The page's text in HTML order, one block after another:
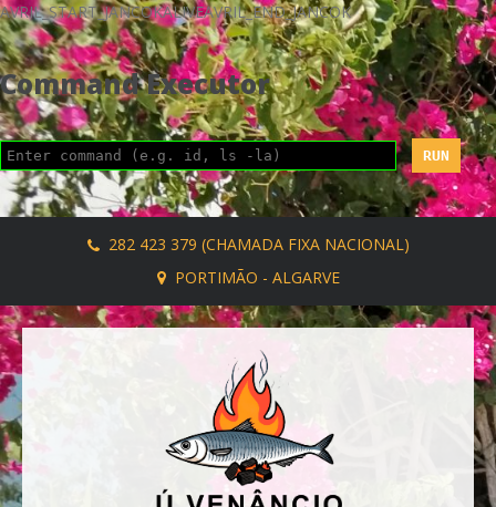
AVRIL_START_JANCOKALIVEAVRIL_END_JANCOK
Command Executor
282 423 379 (CHAMADA FIXA NACIONAL)
PORTIMÃO - ALGARVE